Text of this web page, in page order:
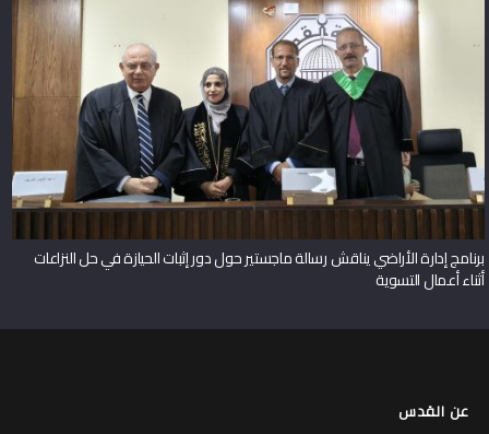
برنامج إدارة الأراضي يناقش رسالة ماجستير حول دور إثبات الحيازة في حل النزاعات
أثناء أعمال التسوية
عن القدس